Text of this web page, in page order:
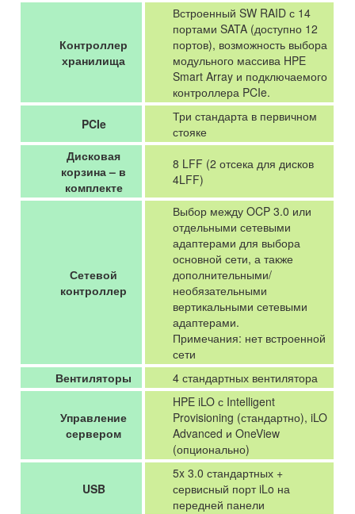
Контроллер
хранилища
Встроенный SW RAID с 14
портами SATA (доступно 12
портов), возможность выбора
модульного массива HPE
Smart Array и подключаемого
контроллера PCIe.
PCIe
Три стандарта в первичном
стояке
Дисковая
корзина – в
комплекте
8 LFF (2 отсека для дисков
4LFF)
Сетевой
контроллер
Выбор между OCP 3.0 или
отдельными сетевыми
адаптерами для выбора
основной сети, а также
дополнительными/
необязательными
вертикальными сетевыми
адаптерами.
Примечания: нет встроенной
сети
Вентиляторы
4 стандартных вентилятора
Управление
сервером
HPE iLO с Intelligent
Provisioning (стандартно), iLO
Advanced и OneView
(опционально)
USB
5x 3.0 стандартных +
сервисный порт iLo на
передней панели